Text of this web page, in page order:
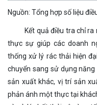
Nguồn: Tổng hợp số liệu
Kết quả điều tra chỉ ra
thực sự giúp các doanh
thống xử lý rác thải hiện
chuyển sang sử dụng
sản xuất khác, vị trí sản
phản ánh một thực tại